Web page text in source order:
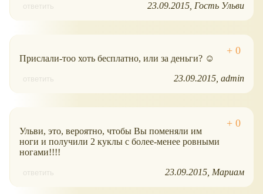
ответить 23.09.2015 Гость Ульви
Прислали-тоо хоть бесплатно, или за деньги? ☺
ответить 23.09.2015 admin
Ульви, это, вероятно, чтобы Вы поменяли им
ноги и получили 2 куклы с более-менее ровными
ногами!!!!
ответить 23.09.2015 Мариам